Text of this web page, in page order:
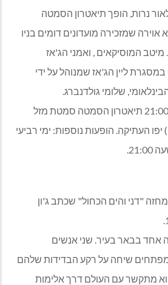
נרות, הופך תיאטרון הסמטה
אוירה שמזכירה מועדונים דומים בניו
המוסיקאים , ואמני הג'אז
ליין הג'אז שמנוהל על ידי
שלומי גולדנברג.
יום רביעי 2.3.22 בשעה 21:00 תיאטרון הסמטה סמטת מזל
) יפו העתיקה. הופעות נוספות: ימי רביעי
"דני והים הכחול" שכתב ג'ון
בבאר בעיר. שני אנשים
שיחה על רקע הבדידות שלהם
מתקשר עם העולם דרך אלימות